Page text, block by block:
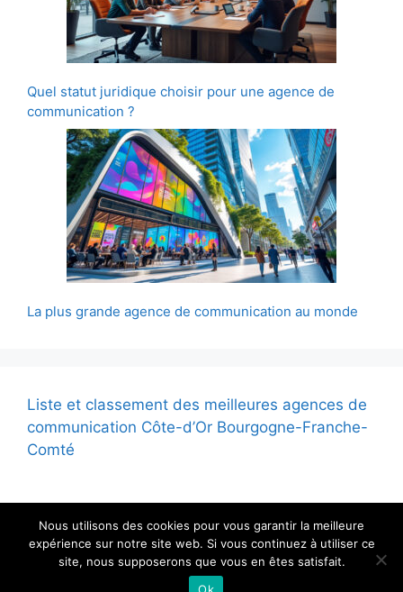
Quel statut juridique choisir pour une agence de
communication ?
La plus grande agence de communication au monde
Liste et classement des meilleures agences de
communication Côte-d’Or Bourgogne-Franche-
Comté
© 2026 - Tous droits reservés
Nous utilisons des cookies pour vous garantir la meilleure
expérience sur notre site web. Si vous continuez à utiliser ce
site, nous supposerons que vous en êtes satisfait.
Ok